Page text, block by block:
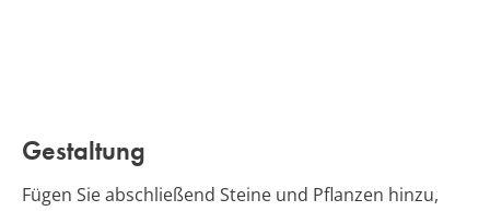
Gestaltung
Fügen Sie abschließend Steine und Pflanzen hinzu,